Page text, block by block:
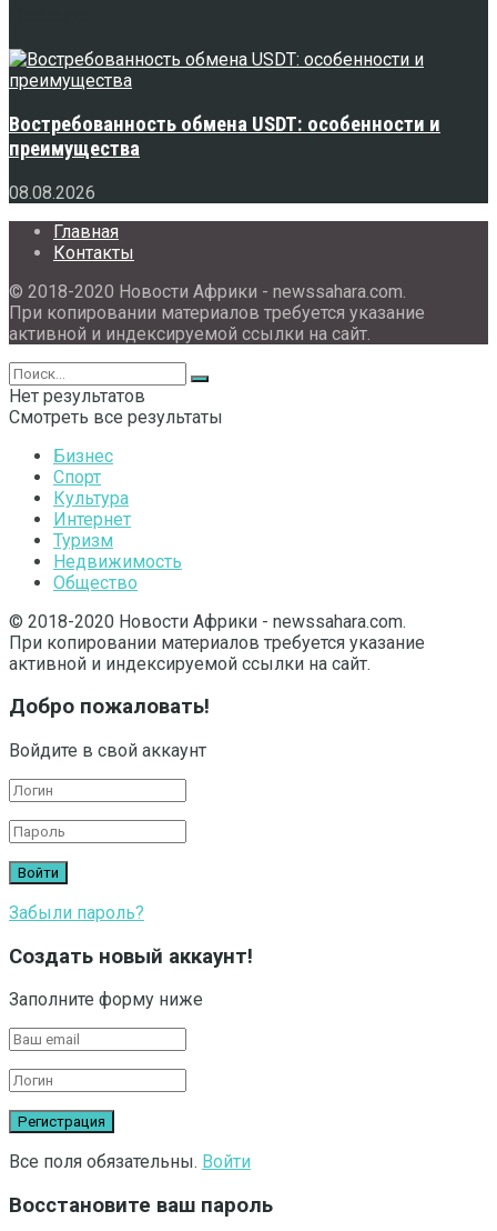
Востребованность обмена USDT: особенности и
преимущества
08.08.2026
Главная
Контакты
© 2018-2020 Новости Африки - newssahara.com.
При копировании материалов требуется указание
активной и индексируемой ссылки на сайт.
Нет результатов
Смотреть все результаты
Бизнес
Спорт
Культура
Интернет
Туризм
Недвижимость
Общество
© 2018-2020 Новости Африки - newssahara.com.
При копировании материалов требуется указание
активной и индексируемой ссылки на сайт.
Добро пожаловать!
Войдите в свой аккаунт
Забыли пароль?
Создать новый аккаунт!
Заполните форму ниже
Все поля обязательны. Войти
Восстановите ваш пароль